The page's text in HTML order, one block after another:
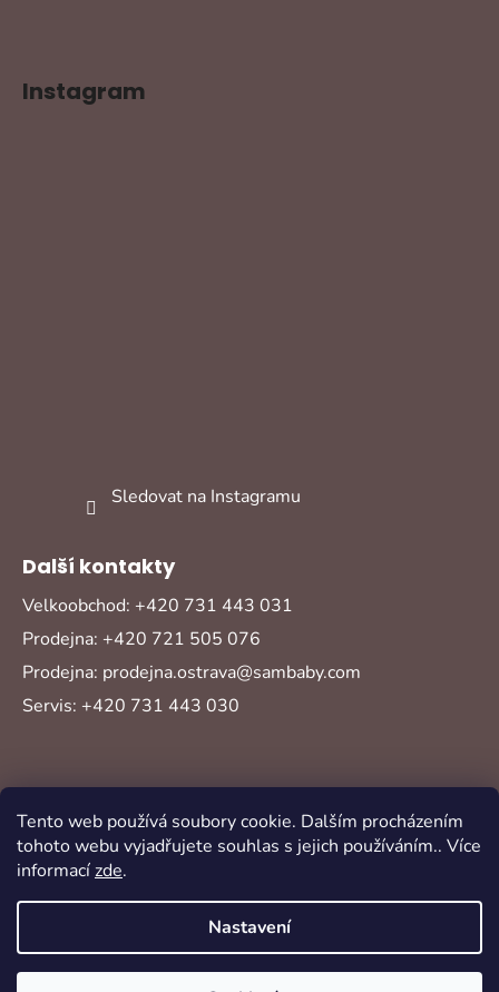
Tento web používá soubory cookie. Dalším procházením
tohoto webu vyjadřujete souhlas s jejich používáním.. Více
informacízde.
Nastavení
Instagram
Sledovat na Instagramu
Další kontakty
Velkoobchod: +420 731 443 031
Prodejna: +420 721 505 076
Prodejna: prodejna.ostrava@sambaby.com
Servis: +420 731 443 030
Vytvořil Shoptet
Copyright 2026Sambaby